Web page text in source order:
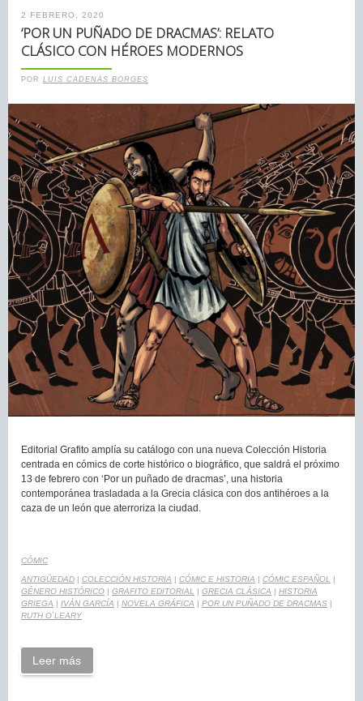
2 FEBRERO, 2020
‘POR UN PUÑADO DE DRACMAS’: RELATO
CLÁSICO CON HÉROES MODERNOS
POR LUIS CADENAS BORGES
Editorial Grafito amplía su catálogo con una nueva Colección Historia
centrada en cómics de corte histórico o biográfico, que saldrá el próximo
13 de febrero con ‘Por un puñado de dracmas’, una historia
contemporánea trasladada a la Grecia clásica con dos antihéroes a la
caza de un león que aterroriza la ciudad.
CÓMIC
ANTIGÜEDAD | COLECCIÓN HISTORIA | CÓMIC E HISTORIA | CÓMIC ESPAÑOL
|
GÉNERO HISTÓRICO | GRAFITO EDITORIAL | GRECIA CLÁSICA | HISTORIA
GRIEGA | IVÁN GARCÍA | NOVELA GRÁFICA | POR UN PUÑADO DE DRACMAS |
RUTH O`LEARY
Leer más